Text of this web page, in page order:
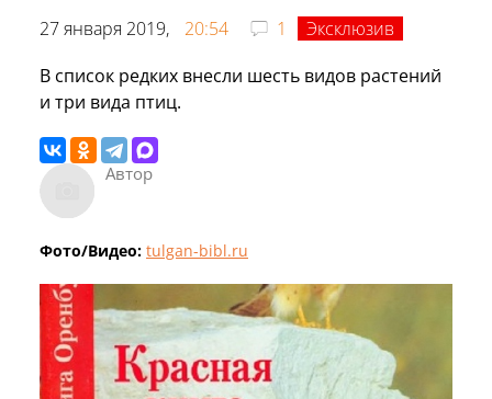
27 января 2019, 20:54 1
Эксклюзив
В список редких внесли шесть видов растений
и три вида птиц.
Автор
Фото/Видео: tulgan-bibl.ru